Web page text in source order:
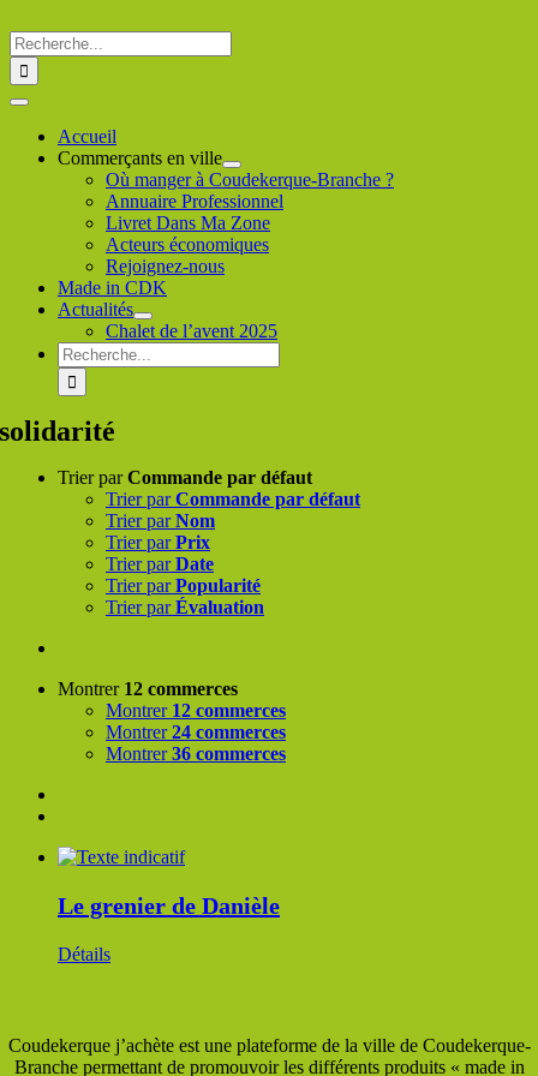
au
contenu
Rechercher
:
Toggle
NavigationAccueil
Commerçants en ville
Où manger à Coudekerque-Branche ?
Annuaire Professionnel
Livret Dans Ma Zone
Acteurs économiques
Rejoignez-nous
Made in CDK
Actualités
Chalet de l’avent 2025
Rechercher
:
solidarité
Trier parCommande par défaut
Trier parCommande par défaut
Trier parNom
Trier parPrix
Trier parDate
Trier parPopularité
Trier parÉvaluation
Montrer 12 commerces
Montrer 12 commerces
Montrer24 commerces
Montrer36 commerces
Le grenier de Danièle
Détails
Coudekerque j’achète est une plateforme de la ville de Coudekerque-
Branche permettant de promouvoir les différents produits « made in